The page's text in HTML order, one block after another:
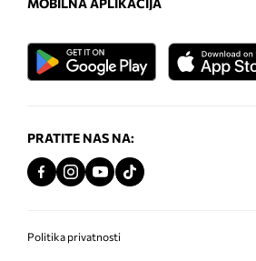
MOBILNA APLIKACIJA
PRATITE NAS NA:
Politika privatnosti